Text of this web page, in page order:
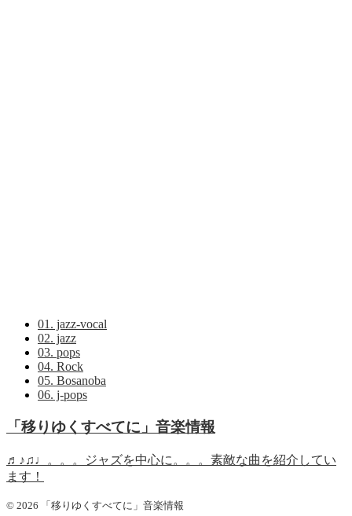
01. jazz-vocal
02. jazz
03. pops
04. Rock
05. Bosanoba
06. j-pops
「移りゆくすべてに」音楽情報
♬♪♫♩。。。ジャズを中心に。。。素敵な曲を紹介してい
ます！
© 2026 「移りゆくすべてに」音楽情報